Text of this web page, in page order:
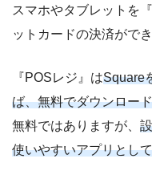
スマホやタブレットを
ットカードの決済がで
『POSレジ』はSquare
ば、無料でダウンロー
無料ではありますが、
使いやすいアプリとし